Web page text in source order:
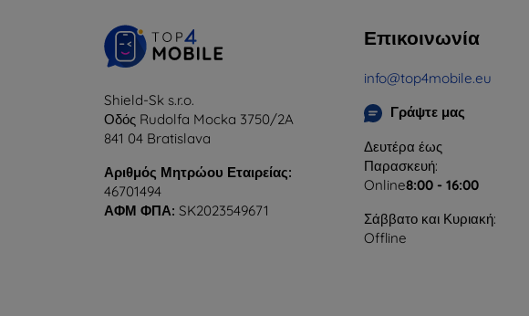
Shield-Sk s.r.o.
Οδός Rudolfa Mocka 3750/2A
841 04 Bratislava
Αριθμός Μητρώου Εταιρείας:
46701494
ΑΦΜ ΦΠΑ: SK2023549671
Επικοινωνία
info@top4mobile.eu
Γράψτε μας
Δευτέρα έως
Παρασκευή:
Online8:00 - 16:00
Σάββατο και Κυριακή:
Offline